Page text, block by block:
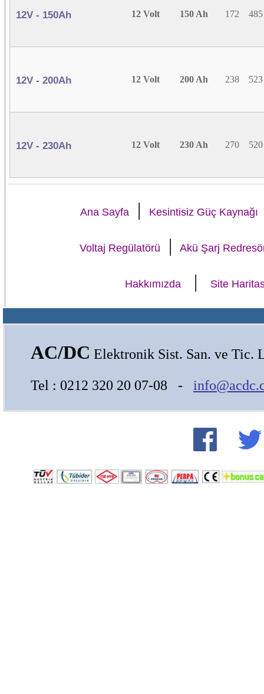
12V - 150Ah 12 Volt 150 Ah 172 485
12V - 200Ah 12 Volt 200 Ah 238 523
12V - 230Ah 12 Volt 230 Ah 270 520
Ana Sayfa | Kesintisiz Güç Kaynağı
Voltaj Regülatörü | Akü Şarj
Hakkımızda | Site
AC/DC Elektronik Sist. San. ve Tic.
Tel : 0212 320 20 07-08 -